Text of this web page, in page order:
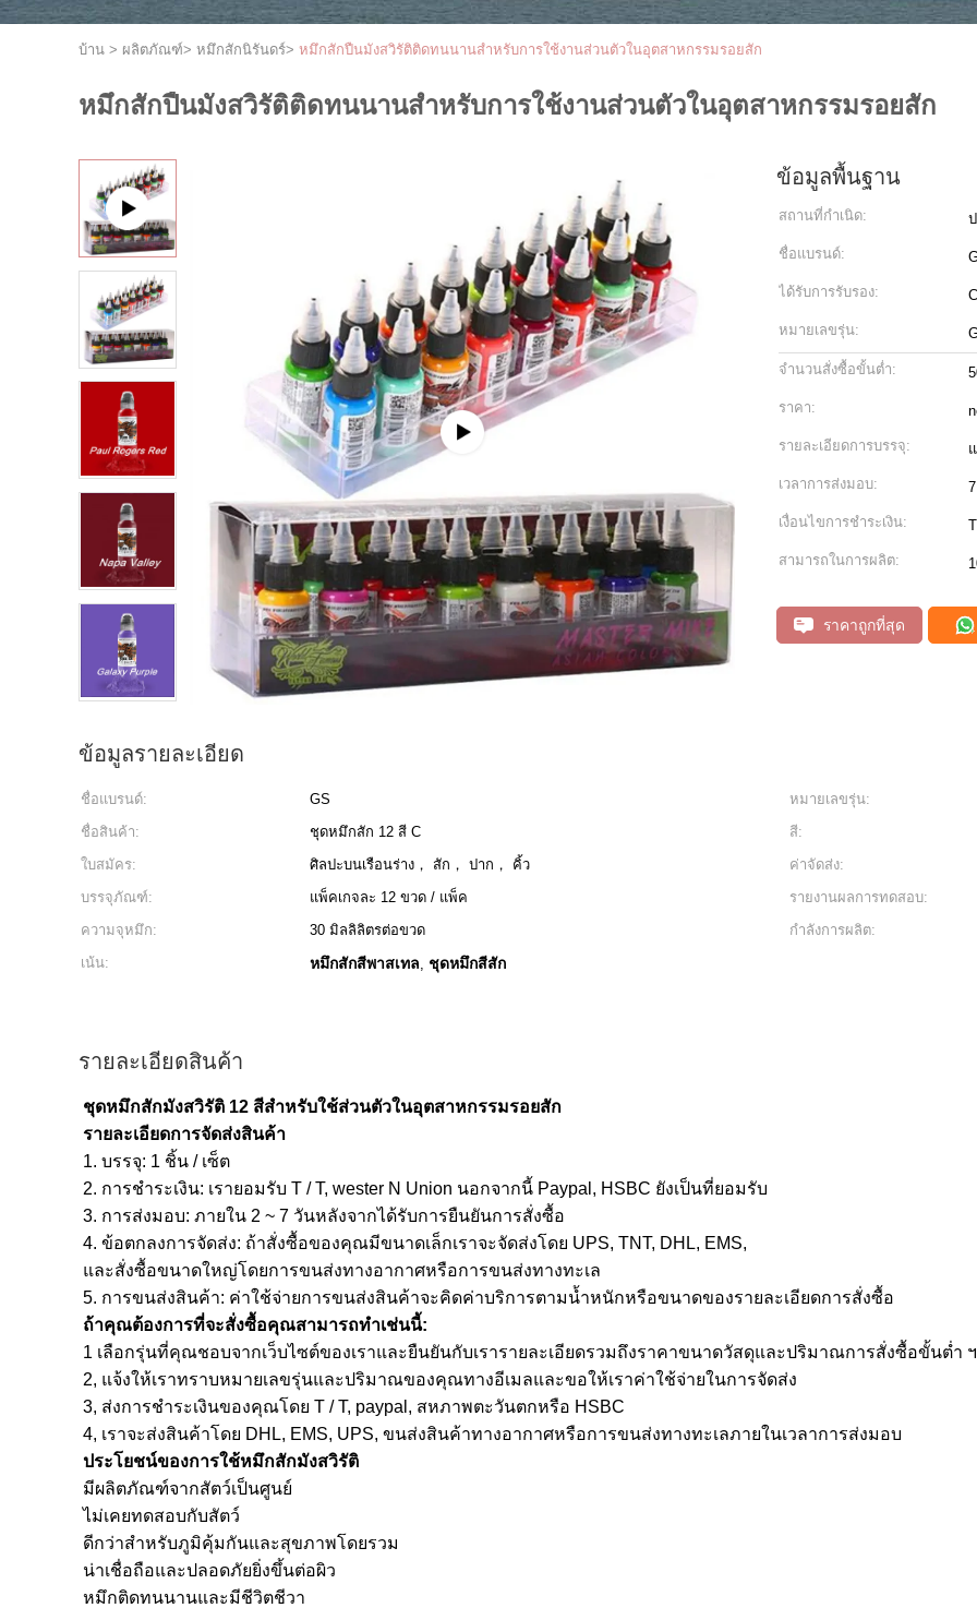
บ้าน > ผลิตภัณฑ์> หมึกสักนิรันดร์> หมึกสักปืนมังสวิรัติติดทนนานสำหรับการใช้งานส่วนตัวในอุตสาหกรรมรอยสัก
หมึกสักปืนมังสวิรัติติดทนนานสำหรับการใช้งานส่วนตัวในอุตสาหกรรมรอยสัก
ข้อมูลพื้นฐาน
สถานที่กำเนิด:
ชื่อแบรนด์:
ได้รับการรับรอง:
หมายเลขรุ่น:
จำนวนสั่งซื้อขั้นต่ำ:
ราคา:
รายละเอียดการบรรจุ:
เวลาการส่งมอบ:
เงื่อนไขการชำระเงิน:
สามารถในการผลิต:
ราคาถูกที่สุด
ข้อมูลรายละเอียด
ชื่อแบรนด์: GS
หมายเลขรุ่น:
ชื่อสินค้า:
ชุดหมึกสัก 12 สี C
สี:
ใบสมัคร:
ศิลปะบนเรือนร่าง， สัก， ปาก， คิ้ว
ค่าจัดส่ง:
บรรจุภัณฑ์:
แพ็คเกจละ 12 ขวด / แพ็ค
รายงานผลการทดสอบ:
ความจุหมึก:
30 มิลลิลิตรต่อขวด
กำลังการผลิต:
เน้น:
หมึกสักสีพาสเทล, ชุดหมึกสีสัก
รายละเอียดสินค้า
ชุดหมึกสักมังสวิรัติ 12 สีสำหรับใช้ส่วนตัวในอุตสาหกรรมรอยสัก
รายละเอียดการจัดส่งสินค้า
1. บรรจุ: 1 ชิ้น / เซ็ต
2. การชำระเงิน: เรายอมรับ T / T, wester N Union นอกจากนี้ Paypal, HSBC ยังเป็นที่ยอมรับ
3. การส่งมอบ: ภายใน 2 ~ 7 วันหลังจากได้รับการยืนยันการสั่งซื้อ
4. ข้อตกลงการจัดส่ง: ถ้าสั่งซื้อของคุณมีขนาดเล็กเราจะจัดส่งโดย UPS, TNT, DHL, EMS,
และสั่งซื้อขนาดใหญ่โดยการขนส่งทางอากาศหรือการขนส่งทางทะเล
5. การขนส่งสินค้า: ค่าใช้จ่ายการขนส่งสินค้าจะคิดค่าบริการตามน้ำหนักหรือขนาดของรายละเอียดการสั่งซื้อ
ถ้าคุณต้องการที่จะสั่งซื้อคุณสามารถทำเช่นนี้:
1 เลือกรุ่นที่คุณชอบจากเว็บไซต์ของเราและยืนยันกับเรารายละเอียดรวมถึงราคาขนาดวัสดุและปริมาณการสั่งซื้อขั้นต่ำ
2, แจ้งให้เราทราบหมายเลขรุ่นและปริมาณของคุณทางอีเมลและขอให้เราค่าใช้จ่ายในการจัดส่ง
3, ส่งการชำระเงินของคุณโดย T / T, paypal, สหภาพตะวันตกหรือ HSBC
4, เราจะส่งสินค้าโดย DHL, EMS, UPS, ขนส่งสินค้าทางอากาศหรือการขนส่งทางทะเลภายในเวลาการส่งมอบ
ประโยชน์ของการใช้หมึกสักมังสวิรัติ
มีผลิตภัณฑ์จากสัตว์เป็นศูนย์
ไม่เคยทดสอบกับสัตว์
ดีกว่าสำหรับภูมิคุ้มกันและสุขภาพโดยรวม
น่าเชื่อถือและปลอดภัยยิ่งขึ้นต่อผิว
หมึกติดทนนานและมีชีวิตชีวา